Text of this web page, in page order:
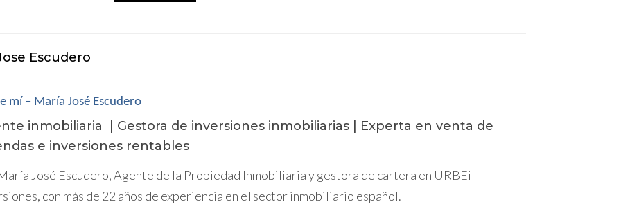
y la vida familiar, y donde todos pueden disfrutar de un
un futuro brillante para tu familia, Reus es la ciudad ideal para ti.
encanto mediterráneo.
Escudero
mí – María José Escudero
inmobiliaria | Gestora de inversiones inmobiliarias | Experta en venta de
e inversiones rentables
José Escudero, Agente de la Propiedad Inmobiliaria y gestora de cartera en URBEi
con más de 22 años de experiencia en el sector inmobiliario español.